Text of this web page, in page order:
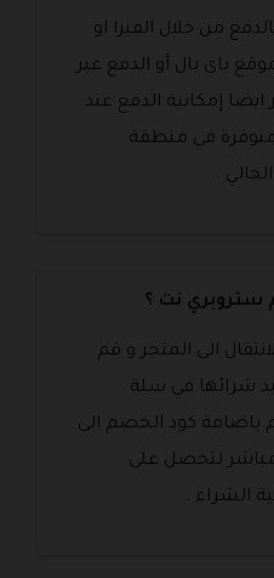
من خلال الفيزا او
باي بال أو الدفع عبر
إمكانية الدفع عند
في منطقة
.
ستروبري نت ؟
الى المتجر و قم
شرائها في سلة
باضافة كود الخصم الى
لتحصل على
الشراء .